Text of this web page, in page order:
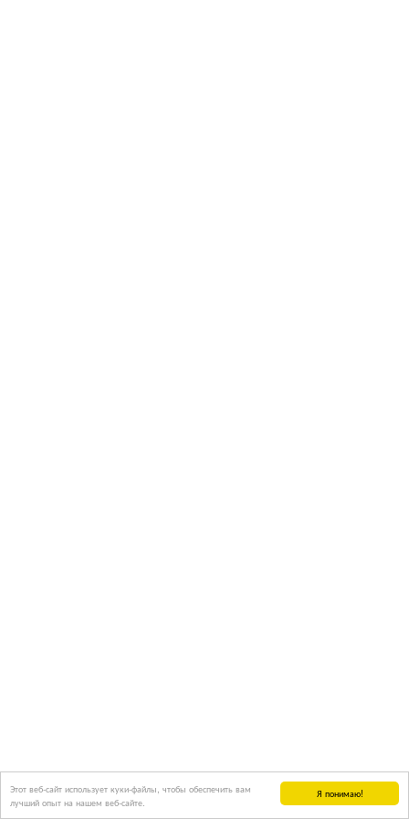
Я понимаю!
Этот веб-сайт использует куки-файлы, чтобы обеспечить вам
лучший опыт на нашем веб-сайте.